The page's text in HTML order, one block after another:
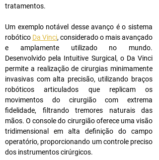
tratamentos.
Um exemplo notável desse avanço é o sistema
robótico Da Vinci, considerado o mais avançado
e amplamente utilizado no mundo.
Desenvolvido pela Intuitive Surgical, o Da Vinci
permite a realização de cirurgias minimamente
invasivas com alta precisão, utilizando braços
robóticos articulados que replicam os
movimentos do cirurgião com extrema
fidelidade, filtrando tremores naturais das
mãos. O console do cirurgião oferece uma visão
tridimensional em alta definição do campo
operatório, proporcionando um controle preciso
dos instrumentos cirúrgicos.